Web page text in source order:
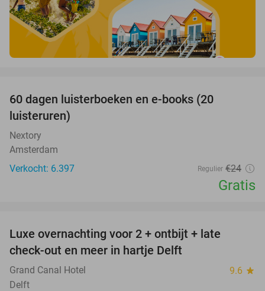
60 dagen luisterboeken en e-books (20
luisteruren)
Nextory
Amsterdam
Verkocht: 6.397
Regulier €24
Gratis
Luxe overnachting voor 2 + ontbijt + late
check-out en meer in hartje Delft
Grand Canal Hotel 9.6 star
Delft